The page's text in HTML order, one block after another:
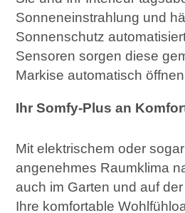
Sonneneinstrahlung und
Sonnenschutz
Sensoren sorgen diese
Markise automatisch
Ihr Somfy-Plus an
Mit elektrischem oder
angenehmes Raumklima
auch im Garten und auf
Ihre komfortable